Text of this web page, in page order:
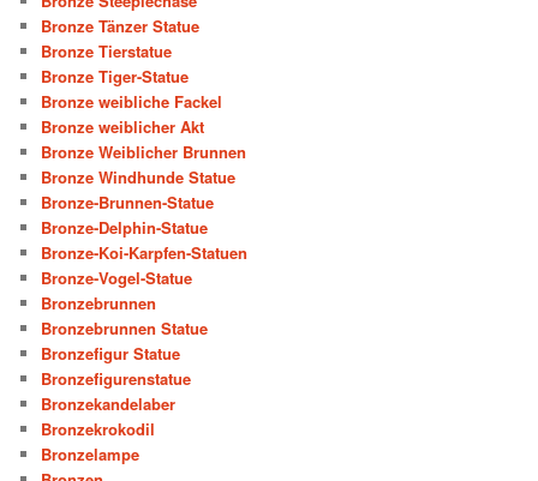
Bronze Tänzer Statue
Bronze Tierstatue
Bronze Tiger-Statue
Bronze weibliche Fackel
Bronze weiblicher Akt
Bronze Weiblicher Brunnen
Bronze Windhunde Statue
Bronze-Brunnen-Statue
Bronze-Delphin-Statue
Bronze-Koi-Karpfen-Statuen
Bronze-Vogel-Statue
Bronzebrunnen
Bronzebrunnen Statue
Bronzefigur Statue
Bronzefigurenstatue
Bronzekandelaber
Bronzekrokodil
Bronzelampe